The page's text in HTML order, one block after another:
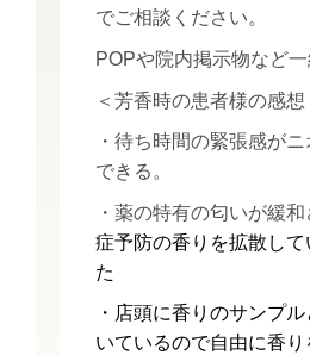
でご相談ください。
POPや院内掲示物など
＜芳香時の患者様の感想
・待ち時間の緊張感が
できる。
・薬の特有の匂いが緩
症予防の香りを拡散し
た
・店頭に香りのサンプ
いているので自由に香